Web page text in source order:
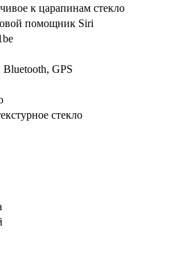
к царапинам стекло
помощник Siri
GPS
стекло